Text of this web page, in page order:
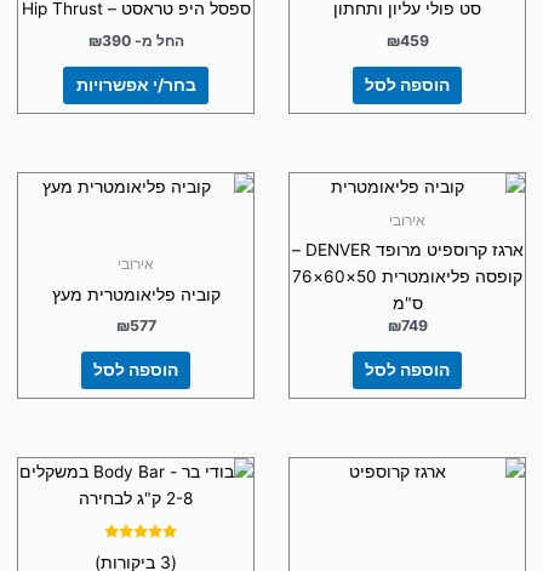
סט פולי עליון ותחתון
₪459
הוספה לסל
ספסל היפ טראסט – Hip Thrust
החל מ- ₪390
בחר/י אפשרויות
לבחור
את
האפשרויות
בעמוד
המוצר
אירובי
ארגז קרוספיט מרופד DENVER –
קופסה פליאומטרית 50×60×76
ס"מ
₪749
הוספה לסל
אירובי
קוביה פליאומטרית מעץ
₪577
הוספה לסל
למוצר
5.00
(3 ביקורות)
למוצר
זה
יש